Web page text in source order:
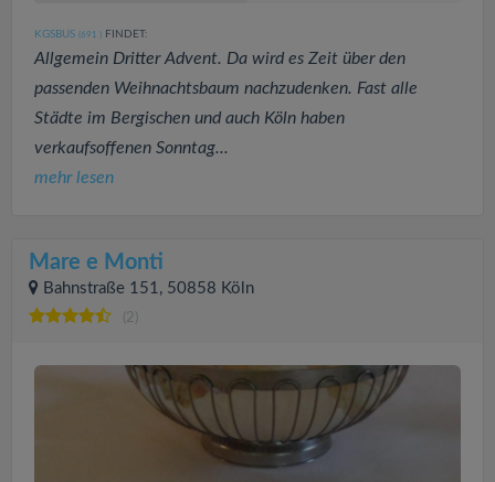
KGSBUS (691 ) FINDET:
Allgemein Dritter Advent. Da wird es Zeit über den
passenden Weihnachtsbaum nachzudenken. Fast alle
Städte im Bergischen und auch Köln haben
verkaufsoffenen Sonntag...
mehr lesen
Mare e Monti
Bahnstraße 151, 50858 Köln
(2)